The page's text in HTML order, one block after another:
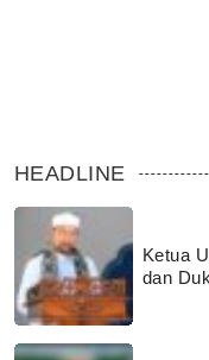
HEADLINE
Ketua
dan